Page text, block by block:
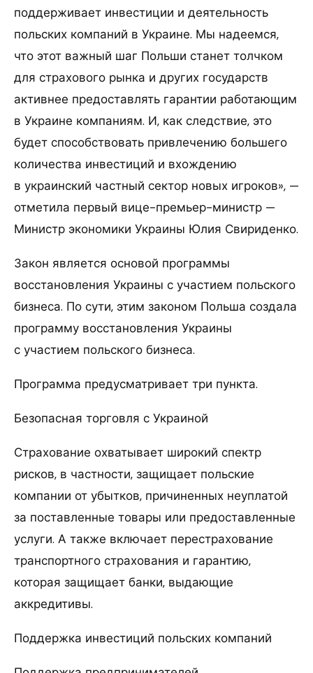
поддерживает инвестиции и деятельность
польских компаний в Украине. Мы надеемся,
что этот важный шаг Польши станет толчком
для страхового рынка и других государств
активнее предоставлять гарантии работающим
в Украине компаниям. И, как следствие, это
будет способствовать привлечению большего
количества инвестиций и вхождению
в украинский частный сектор новых игроков», —
отметила первый вице-премьер-министр —
Министр экономики Украины Юлия Свириденко.
Закон является основой программы
восстановления Украины с участием польского
бизнеса. По сути, этим законом Польша создала
программу восстановления Украины
с участием польского бизнеса.
Программа предусматривает три пункта.
Безопасная торговля с Украиной
Страхование охватывает широкий спектр
рисков, в частности, защищает польские
компании от убытков, причиненных неуплатой
за поставленные товары или предоставленные
услуги. А также включает перестрахование
транспортного страхования и гарантию,
которая защищает банки, выдающие
аккредитивы.
Поддержка инвестиций польских компаний